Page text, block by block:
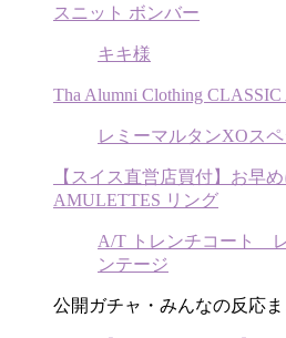
スニット ボンバー
キキ様
Tha Alumni Clothing
レミーマルタンXOス
【スイス直営店買付】お早
AMULETTES リング
A/T トレンチコート
ンテージ
公開ガチャ・みんなの反応